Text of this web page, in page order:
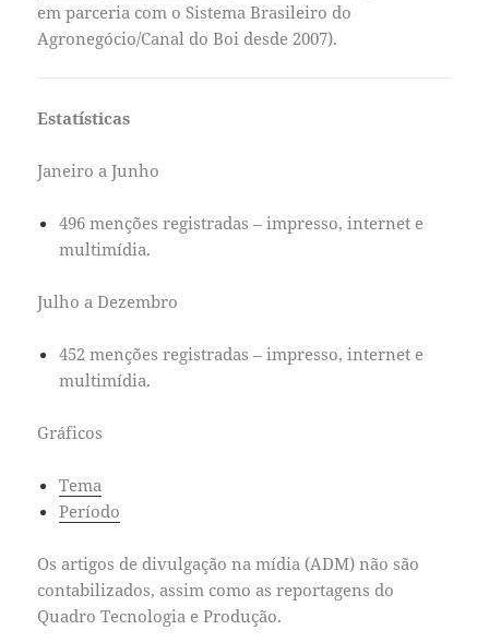
em parceria com o Sistema Brasileiro do
Agronegócio/Canal do Boi desde 2007).
Estatísticas
Janeiro a Junho
496 menções registradas – impresso, internet e
multimídia.
Julho a Dezembro
452 menções registradas – impresso, internet e
multimídia.
Gráficos
Tema
Período
Os artigos de divulgação na mídia (ADM) não são
contabilizados, assim como as reportagens do
Quadro Tecnologia e Produção.